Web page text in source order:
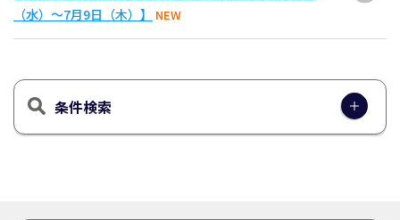
（水）～7月9日（木）】
NEW
条件検索